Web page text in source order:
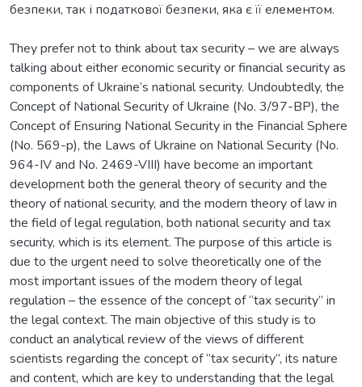
They prefer not to think about tax security – we are always
talking about either economic security or financial security as
components of Ukraine’s national security. Undoubtedly, the
Concept of National Security of Ukraine (No. 3/97-ВР), the
Concept of Ensuring National Security in the Financial Sphere
(No. 569-p), the Laws of Ukraine on National Security (No.
964-IV and No. 2469-VIII) have become an important
development both the general theory of security and the
theory of national security, and the modern theory of law in
the field of legal regulation, both national security and tax
security, which is its element. The purpose of this article is
due to the urgent need to solve theoretically one of the
most important issues of the modern theory of legal
regulation – the essence of the concept of “tax security” in
the legal context. The main objective of this study is to
conduct an analytical review of the views of different
scientists regarding the concept of “tax security”, its nature
and content, which are key to understanding that the legal